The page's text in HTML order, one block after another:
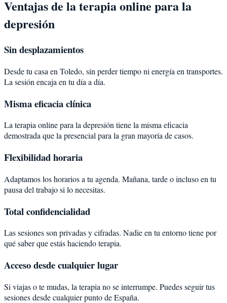
Ventajas de la terapia online para la
depresión
Sin desplazamientos
Desde tu casa en Toledo, sin perder tiempo ni energía en transportes.
La sesión encaja en tu día a día.
Misma eficacia clínica
La terapia online para la depresión tiene la misma eficacia
demostrada que la presencial para la gran mayoría de casos.
Flexibilidad horaria
Adaptamos los horarios a tu agenda. Mañana, tarde o incluso en tu
pausa del trabajo si lo necesitas.
Total confidencialidad
Las sesiones son privadas y cifradas. Nadie en tu entorno tiene por
qué saber que estás haciendo terapia.
Acceso desde cualquier lugar
Si viajas o te mudas, la terapia no se interrumpe. Puedes seguir tus
sesiones desde cualquier punto de España.